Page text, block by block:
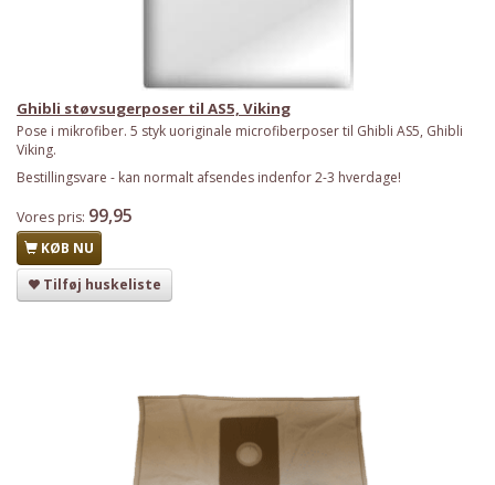
Ghibli støvsugerposer til AS5, Viking
Pose i mikrofiber. 5 styk uoriginale microfiberposer til Ghibli AS5, Ghibli
Viking.
Bestillingsvare - kan normalt afsendes indenfor 2-3 hverdage!
Vores pris: 99,95
KØB NU
Tilføj huskeliste